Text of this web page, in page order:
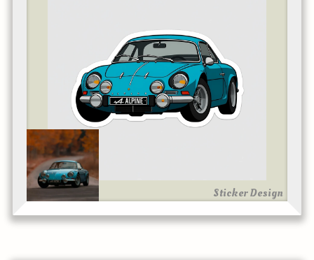
Sticker Design